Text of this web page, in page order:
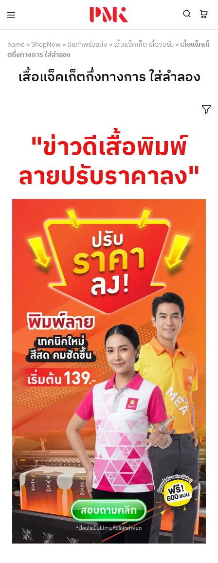
PMK
ผู้
ผลิต
สินค้า
สร้าง
แบรนด์
ผู้
เสื้อ
โปโล
ยูนิฟอร์ม
บริษัท
มาตรฐาน
ที่2
home »ShopNow »สินค้าพร้อมส่ง »เสื้อแจ็คเก็ต เสื้อวอร์ม»เสื้อแจ็คเก็
ตกึ่งทางการ ใส่ลำลอง
เสื้อแจ็คเก็ตกึ่งทางการ ใส่ลำลอง
"ข่าวดีเสื้อพิมพ์
ลายปรับราคาลง"